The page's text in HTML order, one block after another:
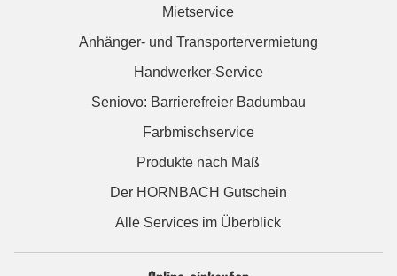
Mietservice
Anhänger- und Transportervermietung
Handwerker-Service
Seniovo: Barrierefreier Badumbau
Farbmischservice
Produkte nach Maß
Der HORNBACH Gutschein
Alle Services im Überblick